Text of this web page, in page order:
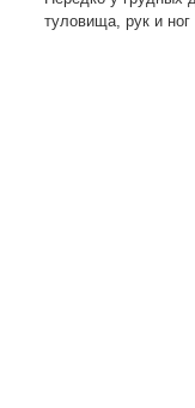
туловища, рук и